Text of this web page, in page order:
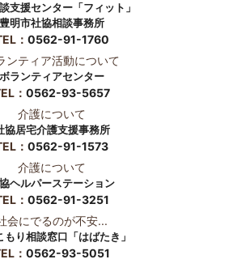
支援センター「フィット」
豊明市社協相談事務所
： 0562-91-1760
ンティア活動について
ボランティアセンター
： 0562-93-5657
介護について
協居宅介護支援事務所
： 0562-91-1573
介護について
ヘルパーステーション
： 0562-91-3251
会にでるのが不安...
もり相談窓口「はばたき」
： 0562-93-5051